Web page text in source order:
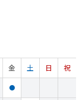
金 土 日
祝
●